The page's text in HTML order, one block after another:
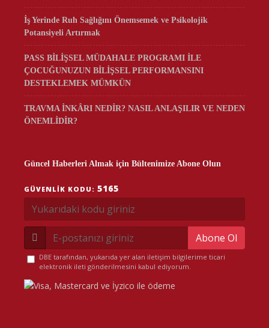
İş Yerinde Ruh Sağlığını Önemsemek ve Psikolojik
Potansiyeli Artırmak
PASS BİLİŞSEL MÜDAHALE PROGRAMI İLE
ÇOCUĞUNUZUN BİLİŞSEL PERFORMANSINI
DESTEKLEMEK MÜMKÜN
TRAVMA İNKÂRI NEDİR? NASIL ANLAŞILIR VE NEDEN
ÖNEMLİDİR?
Güncel Haberleri Almak için Bültenimize Abone Olun
GÜVENLIK KODU: 5165
Abone Ol
DBE tarafından, yukarıda yer alan iletişim bilgilerime ticari
elektronik ileti gönderilmesini kabul ediyorum.